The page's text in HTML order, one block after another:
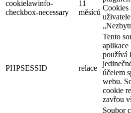
cookielawinfo-
checkbox-necessary
11
měsíců
Cookies
PHPSESSID relace
Tento
aplikace
používá
účelem
webu.
cookie
zavřou
Soubor